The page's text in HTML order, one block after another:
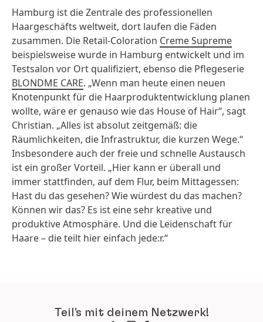
Hamburg ist die Zentrale des professionellen
Haargeschäfts weltweit, dort laufen die Fäden
zusammen. Die Retail-Coloration Creme Supreme
beispielsweise wurde in Hamburg entwickelt und im
Testsalon vor Ort qualifiziert, ebenso die Pflegeserie
BLONDME CARE. „Wenn man heute einen neuen
Knotenpunkt für die Haarproduktentwicklung planen
wollte, wäre er genauso wie das House of Hair“, sagt
Christian. „Alles ist absolut zeitgemäß: die
Räumlichkeiten, die Infrastruktur, die kurzen Wege.“
Insbesondere auch der freie und schnelle Austausch
ist ein großer Vorteil. „Hier kann er überall und
immer stattfinden, auf dem Flur, beim Mittagessen:
Hast du das gesehen? Wie würdest du das machen?
Können wir das? Es ist eine sehr kreative und
produktive Atmosphäre. Und die Leidenschaft für
Haare – die teilt hier einfach jede:r.“
Teil's mit deinem Netzwerk!